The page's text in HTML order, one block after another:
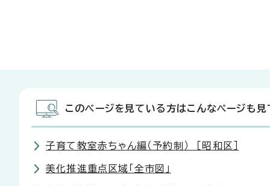
このページを見ている方はこんなページも見
子育て教室赤ちゃん編（予約制） ［昭和区］
美化推進重点区域「全市図」